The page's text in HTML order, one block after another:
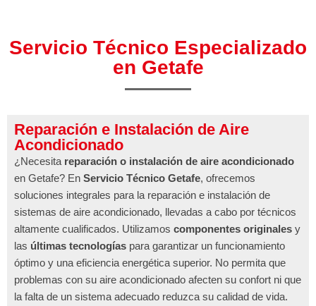
Servicio Técnico Especializado
en Getafe
Reparación e Instalación de Aire
Acondicionado
¿Necesita reparación o instalación de aire acondicionado
en Getafe? En Servicio Técnico Getafe, ofrecemos
soluciones integrales para la reparación e instalación de
sistemas de aire acondicionado, llevadas a cabo por técnicos
altamente cualificados. Utilizamos componentes originales y
las últimas tecnologías para garantizar un funcionamiento
óptimo y una eficiencia energética superior. No permita que
problemas con su aire acondicionado afecten su confort ni que
la falta de un sistema adecuado reduzca su calidad de vida.